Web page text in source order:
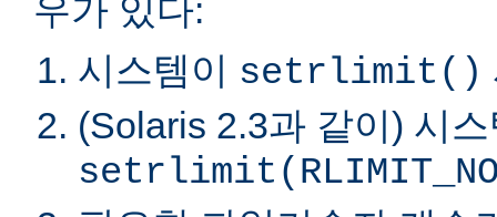
우가 있다:
시스템이 setrlimit()
(Solaris 2.3과 같이) 시